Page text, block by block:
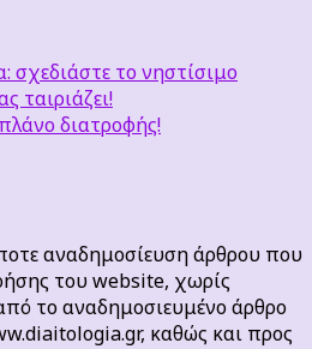
σχεδιάστε το νηστίσιμο
ταιριάζει!
διατροφής!
αναδημοσίευση άρθρου που
του website, χωρίς
το αναδημοσιευμένο άρθρο
καθώς και προς